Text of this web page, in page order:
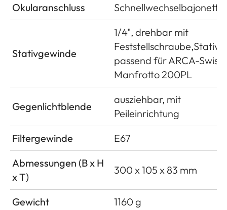
Okularanschluss
Schnellwechselbajonett
Stativgewinde
1/4", drehbar mit
passend für ARCA-Swiss,
Manfrotto 200PL
Gegenlichtblende
ausziehbar, mit
Peileinrichtung
Filtergewinde
E67
Abmessungen (B x H
x T)
300 x 105 x 83 mm
Gewicht 1160 g